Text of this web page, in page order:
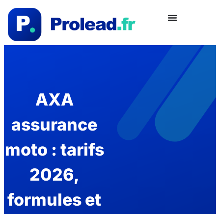
AXA
assurance
moto : tarifs
2026,
formules et